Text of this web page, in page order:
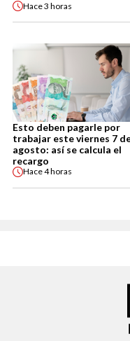
Hace3 horas
Esto deben pagarle por
trabajar este viernes 7
agosto: así se calcula el
recargo
Hace4 horas